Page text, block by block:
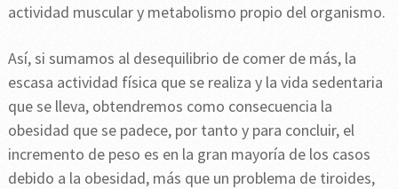
actividad muscular y metabolismo propio del organismo.
Así, si sumamos al desequilibrio de comer de más, la
escasa actividad física que se realiza y la vida sedentaria
que se lleva, obtendremos como consecuencia la
obesidad que se padece, por tanto y para concluir, el
incremento de peso es en la gran mayoría de los casos
debido a la obesidad, más que un problema de tiroides,